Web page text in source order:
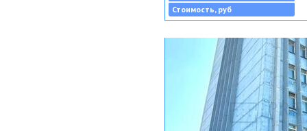
Стоимость, руб